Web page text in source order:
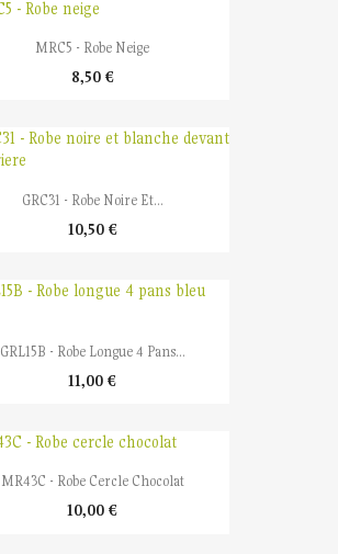
MRC5 - Robe Neige
8,50 €
GRC31 - Robe Noire Et...
10,50 €
GRL15B - Robe Longue 4 Pans...
11,00 €
MR43C - Robe Cercle Chocolat
10,00 €